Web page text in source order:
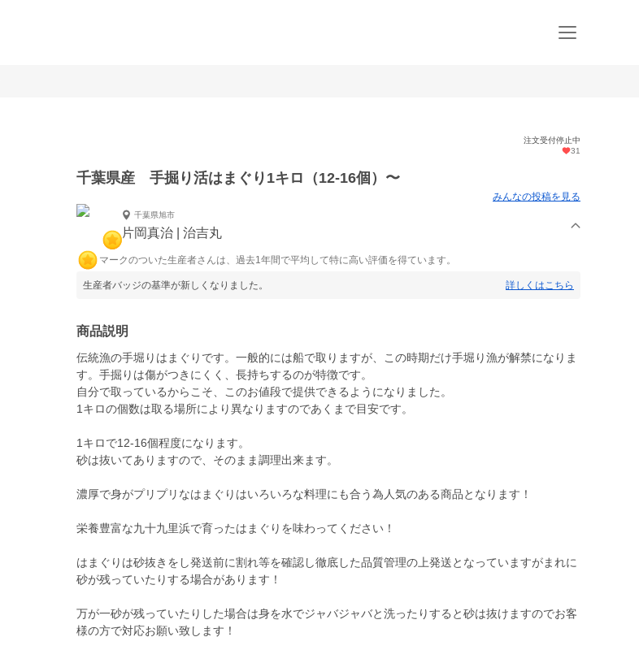
注文受付停止中
31
千葉県産 手掘り活はまぐり1キロ（12-16個）〜
みんなの投稿を見る
千葉県旭市
片岡真治 | 治吉丸
マークのついた生産者さんは、過去1年間で平均して特に高い評価を得ています。
生産者バッジの基準が新しくなりました。 詳しくはこちら
商品説明
伝統漁の手堀りはまぐりです。一般的には船で取りますが、この時期だけ手堀り漁が解禁になりま
す。手掘りは傷がつきにくく、長持ちするのが特徴です。
自分で取っているからこそ、このお値段で提供できるようになりました。
1キロの個数は取る場所により異なりますのであくまで目安です。
1キロで12-16個程度になります。
砂は抜いてありますので、そのまま調理出来ます。
濃厚で身がプリプリなはまぐりはいろいろな料理にも合う為人気のある商品となります！
栄養豊富な九十九里浜で育ったはまぐりを味わってください！
はまぐりは砂抜きをし発送前に割れ等を確認し徹底した品質管理の上発送となっていますがまれに
砂が残っていたりする場合があります！
万が一砂が残っていたりした場合は身を水でジャバジャバと洗ったりすると砂は抜けますのでお客
様の方で対応お願い致します！